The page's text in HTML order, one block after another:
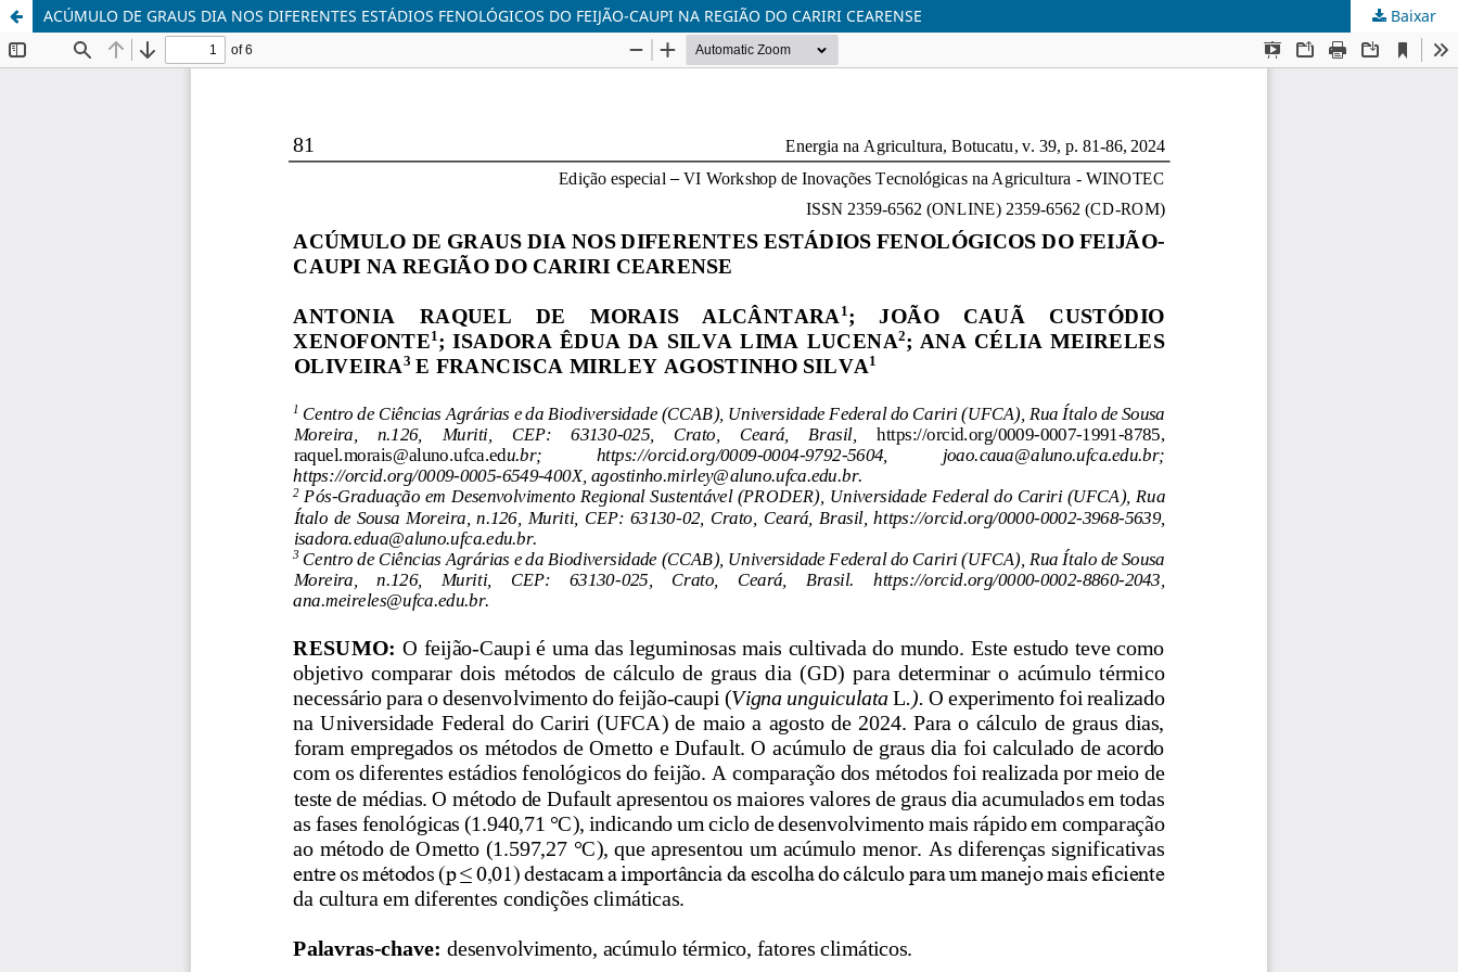
ACÚMULO DE GRAUS DIA NOS DIFERENTES ESTÁDIOS FENOLÓGICOS DO FEIJÃO-CAUPI NA REGIÃO DO CARIRI CEARENSE Baixar